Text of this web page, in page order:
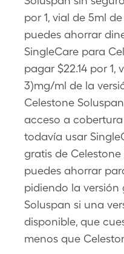
por 1, vial de 5ml
puedes ahorrar
SingleCare para
pagar $22.14 por 1,
3)mg/ml de la
Celestone
acceso a
todavía usar
gratis de Celestone
puedes ahorrar
pidiendo la versión
Soluspan si una
disponible, que
menos que